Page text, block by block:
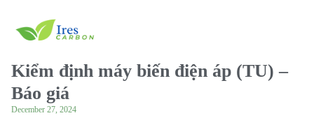
Kiểm định máy biến điện áp (TU) –
Báo giá
December 27, 2024